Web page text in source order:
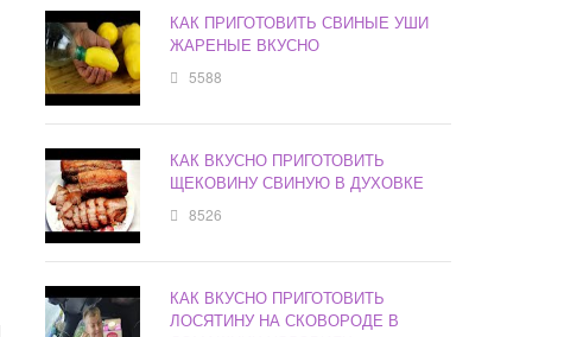
КАК ПРИГОТОВИТЬ СВИНЫЕ УШИ
ЖАРЕНЫЕ ВКУСНО
5588
КАК ВКУСНО ПРИГОТОВИТЬ
ЩЕКОВИНУ СВИНУЮ В ДУХОВКЕ
8526
КАК ВКУСНО ПРИГОТОВИТЬ
ЛОСЯТИНУ НА СКОВОРОДЕ В